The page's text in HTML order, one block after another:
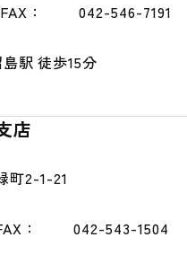
FAX： 042-546-7191
駅 徒歩15分
店
町2-1-21
： 042-543-1504